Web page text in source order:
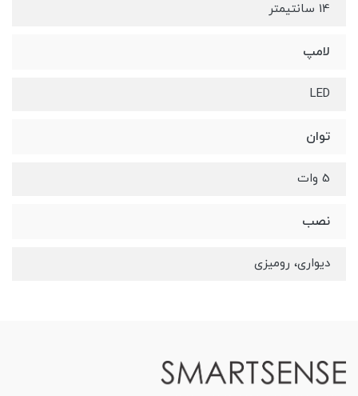
14 سانتیمتر
لامپ
LED
توان
5 وات
نصب
دیواری، رومیزی